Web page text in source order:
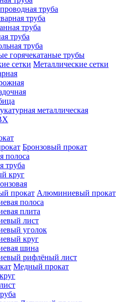
труба
труба
труба
труба
труба
горячекатаные трубы
Металлические сетки
металлическая
Бронзовый прокат
полоса
труба
круг
Алюминиевый прокат
полоса
плита
лист
уголок
круг
шина
рифлёный лист
Медный прокат